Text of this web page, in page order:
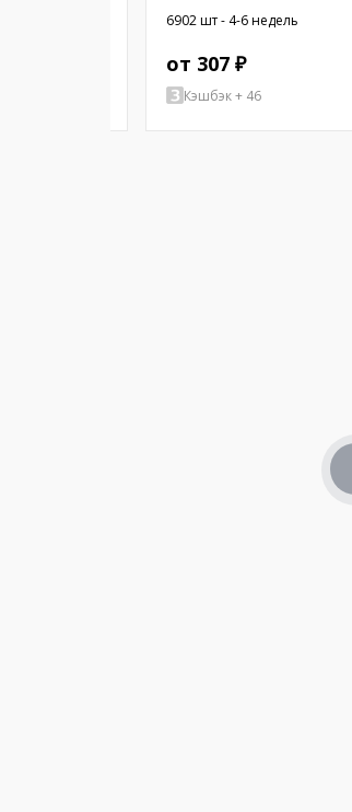
пьезоэлектрический
сигнализатор; провода
6902 шт - 4-6 недель
от 307 ₽
Кэшбэк + 46